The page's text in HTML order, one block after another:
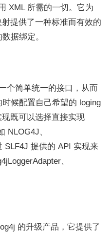
XML 所需的一切。它为
提供了一种标准而有效的
据绑定。
个简单统一的接口，从而
候配置自己希望的 loging
既可以选择直接实现
NLOG4J、
SLF4J 提供的 API 实现来
、
的升级产品，它提供了